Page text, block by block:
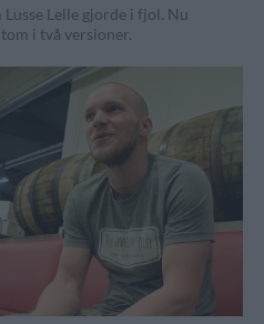
Lelle gjorde i fjol. Nu
i två versioner.